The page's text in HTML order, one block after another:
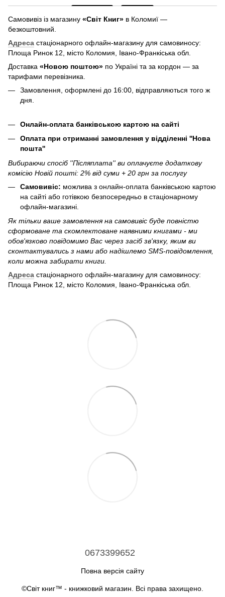
Самовивіз із магазину «Світ Книг» в Коломиї —
безкоштовний.
Адреса стаціонарного офлайн-магазину для самовиносу:
Площа Ринок 12, місто Коломия, Івано-Франкіська обл.
Доставка «Новою поштою» по Україні та за кордон — за
тарифами перевізника.
Замовлення, оформлені до 16:00, відправляються того ж
дня.
Онлайн-оплата банківською картою на сайті
Оплата при отриманні замовлення у відділенні ''Нова
пошта''
Вибираючи спосіб ''Післяплата'' ви оплачуєте додаткову
комісію Новій пошті: 2% від суми + 20 грн за послугу
Самовивіс: можлива з онлайн-оплата банківською картою
на сайті або готівкою безпосередньо в стаціонарному
офлайн-магазині.
Як тільки ваше замовлення на самовивіс буде повністю
сформоване та скомлектоване наявними книгами - ми
обов'язково повідомимо Вас через засіб зв'язку, яким ви
сконтактувались з нами або надішлемо SMS-повідомлення,
коли можна забирати книги.
Адреса стаціонарного офлайн-магазину для самовиносу:
Площа Ринок 12, місто Коломия, Івано-Франкіська обл.
0673399652
Повна версія сайту
©Світ книг™ - книжковий магазин. Всі права захищено.